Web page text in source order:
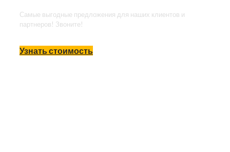
Самые выгодные предложения для наших клиентов и
партнеров! Звоните!
Узнать стоимость